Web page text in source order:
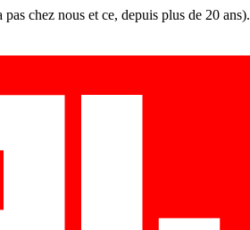
chez nous et ce, depuis plus de 20 ans).